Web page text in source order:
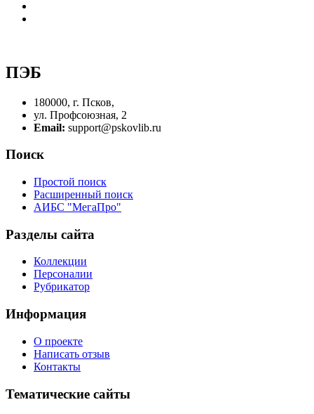
ПЭБ
180000, г. Псков,
ул. Профсоюзная, 2
Email: support@pskovlib.ru
Поиск
Простой поиск
Расширенный поиск
АИБС "МегаПро"
Разделы сайта
Коллекции
Персоналии
Рубрикатор
Информация
О проекте
Написать отзыв
Контакты
Тематические сайты